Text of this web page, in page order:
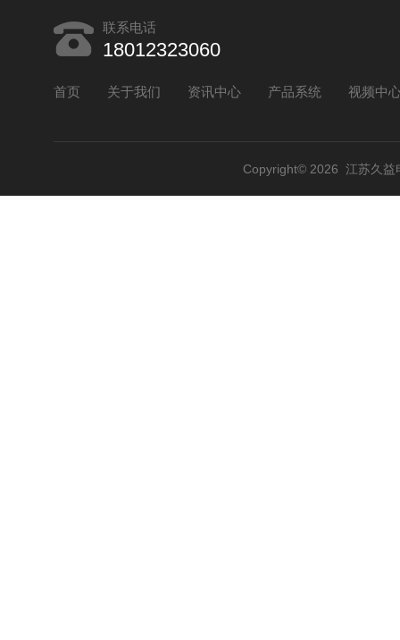
联系电话
18012323060
首页 关于我们 资讯中心 产品系统 视频中
Copyright© 2026 江苏久